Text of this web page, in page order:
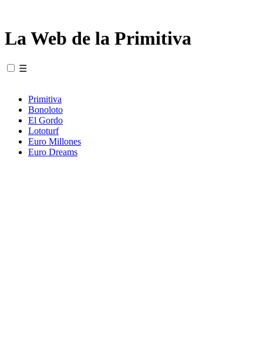
La Web de la Primitiva
☰
Primitiva
Bonoloto
El Gordo
Lototurf
Euro Millones
Euro Dreams